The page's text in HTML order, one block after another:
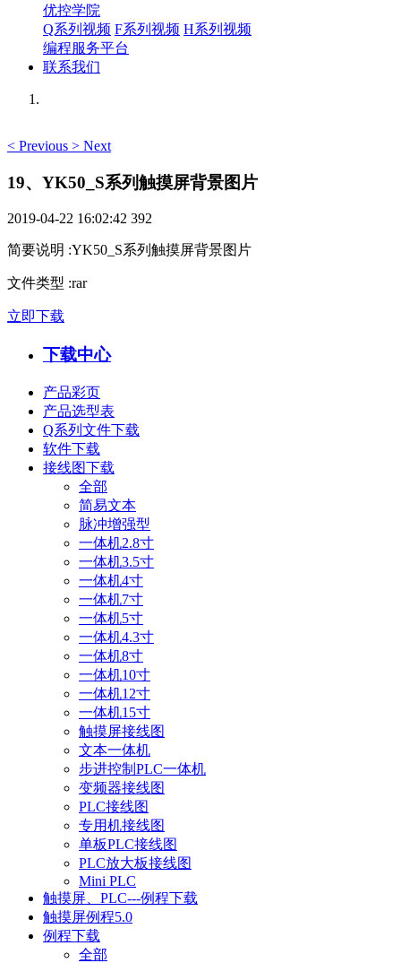
优控学院
Q系列视频 F系列视频 H系列视频
编程服务平台
联系我们
< Previous > Next
19、YK50_S系列触摸屏背景图片
2019-04-22 16:02:42 392
简要说明 :YK50_S系列触摸屏背景图片
文件类型 :rar
立即下载
下载中心
产品彩页
产品选型表
Q系列文件下载
软件下载
接线图下载
全部
简易文本
脉冲增强型
一体机2.8寸
一体机3.5寸
一体机4寸
一体机7寸
一体机5寸
一体机4.3寸
一体机8寸
一体机10寸
一体机12寸
一体机15寸
触摸屏接线图
文本一体机
步进控制PLC一体机
变频器接线图
PLC接线图
专用机接线图
单板PLC接线图
PLC放大板接线图
Mini PLC
触摸屏、PLC---例程下载
触摸屏例程5.0
例程下载
全部